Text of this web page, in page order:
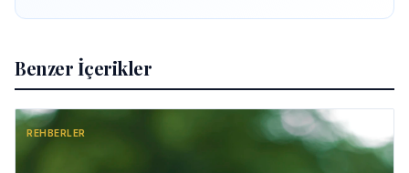
Benzer İçerikler
REHBERLER